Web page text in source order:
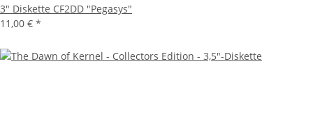
3" Diskette CF2DD "Pegasys"
11,00 € *